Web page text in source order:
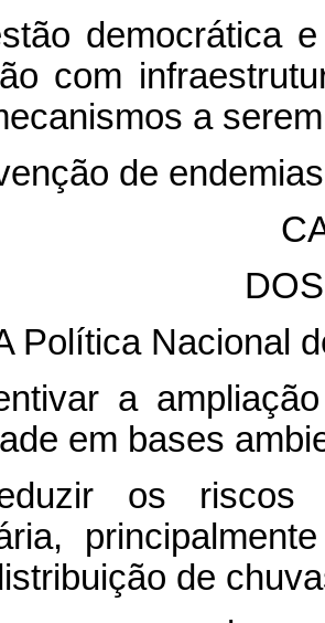
democrática
com
a
de
Política Nacional
a
em bases
os riscos
de